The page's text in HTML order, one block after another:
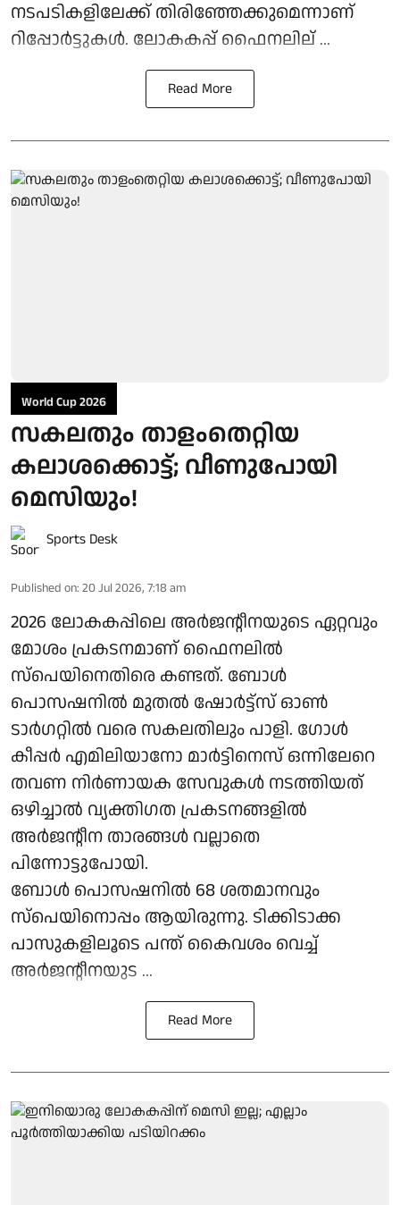
നടപടികളിലേക്ക് തിരിഞ്ഞേക്കുമെന്നാണ്
റിപ്പോര്‍ട്ടുകള്‍. ലോകകപ്പ് ഫൈനലില് ...
Read More
World Cup 2026
സകലതും താളംതെറ്റിയ
കലാശക്കൊട്ട്; വീണുപോയി
മെസിയും!
Sports Desk
Published on: 20 Jul 2026, 7:18 am
2026 ലോകകപ്പിലെ അർജന്റീനയുടെ ഏറ്റവും
മോശം പ്രകടനമാണ് ഫൈനലിൽ
സ്‌പെയിനെതിരെ കണ്ടത്. ബോൾ
പൊസഷനിൽ മുതൽ ഷോർട്ട്‌സ് ഓൺ
ടാർഗറ്റിൽ വരെ സകലതിലും പാളി. ഗോൾ
കീപ്പർ എമിലിയാനോ മാർട്ടിനെസ് ഒന്നിലേറെ
തവണ നിർണായക സേവുകൾ നടത്തിയത്
ഒഴിച്ചാൽ വ്യക്തിഗത പ്രകടനങ്ങളിൽ
അർജന്റീന താരങ്ങൾ വല്ലാതെ
പിന്നോട്ടുപോയി.
ബോൾ പൊസഷനിൽ 68 ശതമാനവും
സ്‌പെയിനൊപ്പം ആയിരുന്നു. ടിക്കിടാക്ക
പാസുകളിലൂടെ പന്ത് കൈവശം വെച്ച്
അർജന്റീനയുട ...
Read More